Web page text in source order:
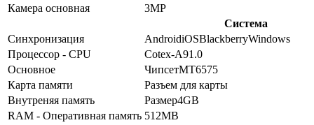
Камера основная
3MP
Система
Синхронизация
AndroidiOSBlackberryWindows
Процессор - CPU
Cotex-A91.0
Основное
ЧипсетMT6575
Карта памяти
Разъем для карты
Внутреняя память
Размер4GB
RAM - Оперативная память 512MB